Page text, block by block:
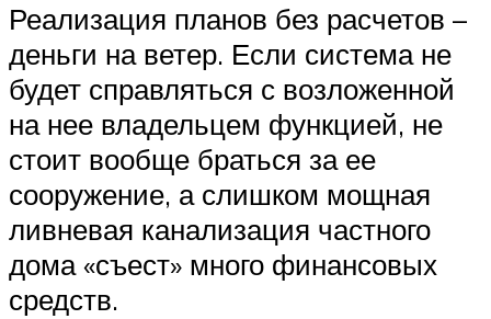
Реализация планов без расчетов –
деньги на ветер. Если система не
будет справляться с возложенной
на нее владельцем функцией, не
стоит вообще браться за ее
сооружение, а слишком мощная
ливневая канализация частного
дома «съест» много финансовых
средств.